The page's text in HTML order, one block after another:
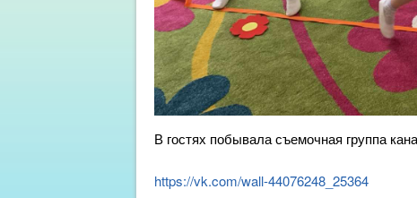
В гостях побывала съемочная группа
https://vk.com/wall-44076248_25364